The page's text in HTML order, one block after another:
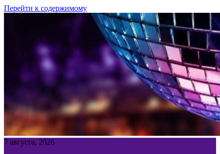
Перейти к содержимому
7 августа, 2026